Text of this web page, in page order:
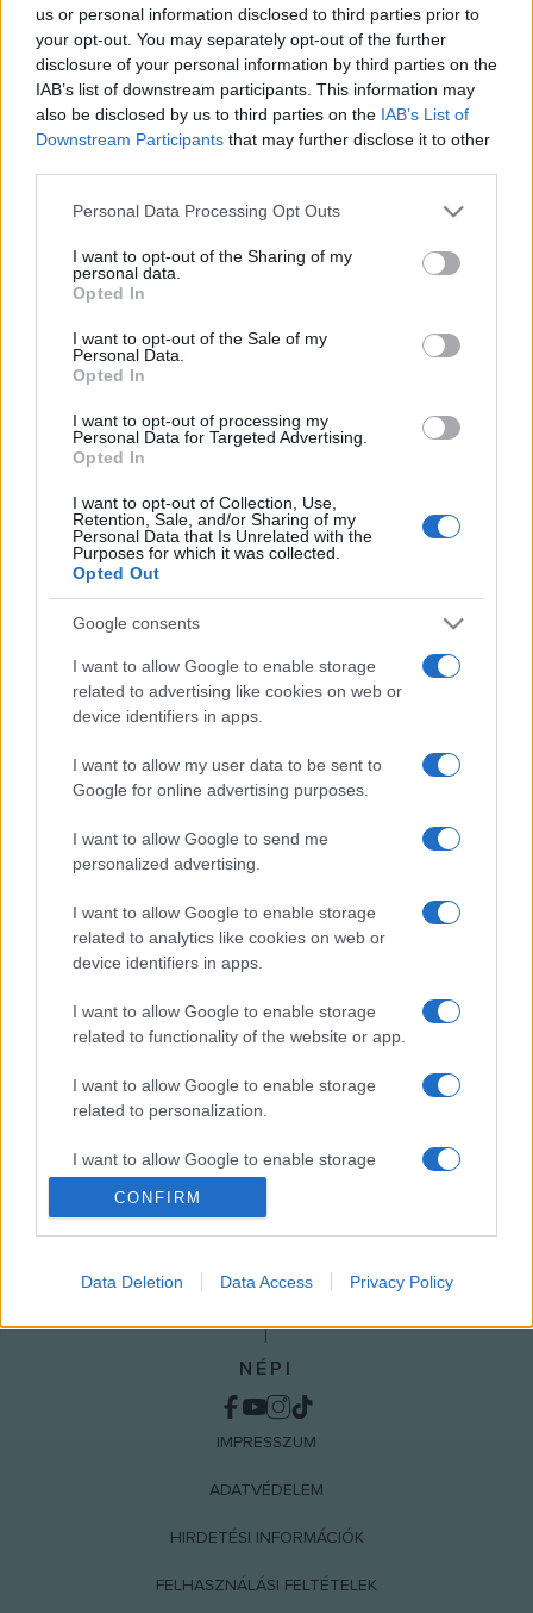
us or personal information disclosed to third parties prior to
your opt-out. You may separately opt-out of the further
disclosure of your personal information by third parties on the
IAB’s list of downstream participants. This information may
also be disclosed by us to third parties on the IAB’s List of
Downstream Participants that may further disclose it to other
Please note that this website/app uses one or more Google
not limited to your visit or usage behaviour. You may click to
grant or deny consent to Google and its third-party tags to
use your data for below specified purposes in below Google
consent section.
Personal Data Processing Opt Outs
I want to opt-out of the Sharing of my
personal data.
Opted In
I want to opt-out of the Sale of my
Personal Data.
Opted In
I want to opt-out of processing my
Personal Data for Targeted Advertising.
Opted In
I want to opt-out of Collection, Use,
Retention, Sale, and/or Sharing of my
Personal Data that Is Unrelated with the
Purposes for which it was collected.
Opted Out
Google consents
I want to allow Google to enable storage
related to advertising like cookies on web or
device identifiers in apps.
I want to allow my user data to be sent to
Google for online advertising purposes.
I want to allow Google to send me
personalized advertising.
I want to allow Google to enable storage
related to analytics like cookies on web or
device identifiers in apps.
I want to allow Google to enable storage
related to functionality of the website or app.
I want to allow Google to enable storage
related to personalization.
I want to allow Google to enable storage
related to security, including authentication
functionality and fraud prevention, and other
user protection.
CONFIRM
Data Deletion Data Access Privacy Policy
Interjú Kálmán Eszterrel a Kikötő Online oldalán:
http://www.kikotoonline.hu/sziluett/fej-vagy-
iras/interju/szinhaz-szineszek-nelkul
Videó:JUHÁSZ András
Díszlet:KÁLMÁN Eszter
Jelmez:JUHÁSZ Dóra
BELÉNYESI Zoltán
DÉZSI Kata
Produkciós manager : KULCSÁR Viktória
Munkatársak: BÁLINT Gábor, BOTKA Zoltán, FÁBIÁN
Grafik:LAKI Eszter
Kellék:NÉMETH Fruzsi
Rendező munkatársa:
Rendező:KÁLMÁN Eszter
Külön köszönet:
Barda Bea, Fazekas Anna, Fábián Gábor Zoltán, Gerlóczi
Judit, Gresicki Tamás, Haraszti Zsolt, Pálos Gergely, Roder
András, Szerencsés Gabó, Várady Zsuzsa és a teljes Trafó
PROGRAM
MEGOSZTÁS
NÉPI
IMPRESSZUM
ADATVÉDELEM
HIRDETÉSI INFORMÁCIÓK
FELHASZNÁLÁSI FELTÉTELEK